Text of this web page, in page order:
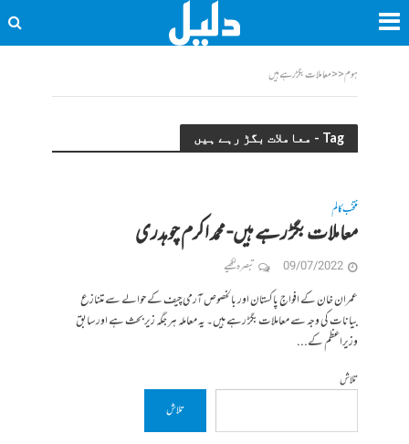
ہوم<<معاملات بگڑ رہے ہیں
Tag - معاملات بگڑ رہے ہیں
منتخب کالم
معاملات بگڑ رہے ہیں- محمد اکرم چوہدری
09/07/2022 تبصرہ لکھیے
عمران خان کے افواجِ پاکستان اور بالخصوص آرمی چیف کے حوالے سے متنازع
بیانات کی وجہ سے معاملات بگڑ رہے ہیں۔ یہ معاملہ ہر جگہ زیر بحث ہے اور سابق
وزیراعظم کے...
تلاش
تلاش